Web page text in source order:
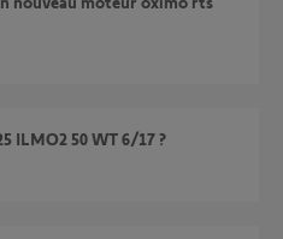
ILMO2 50 WT 6/17 ?